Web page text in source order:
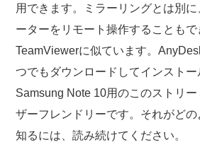
用できます。ミラーリングとは別に
ーターをリモート操作することもで
TeamViewerに似ています。
つでもダウンロードしてインストー
Samsung Note 10用のこのストリ
ザーフレンドリーです。それがど
知るには、読み続けてください。